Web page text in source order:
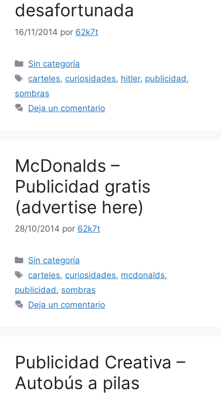
desafortunada
16/11/2014 por 62k7t
Categorías
Sin categoría
Etiquetas
carteles, curiosidades, hitler, publicidad ,
sombras
Deja un comentario
McDonalds –
Publicidad gratis
(advertise here)
28/10/2014 por 62k7t
Categorías
Sin categoría
Etiquetas
carteles, curiosidades, mcdonalds,
publicidad, sombras
Deja un comentario
Publicidad Creativa –
Autobús a pilas